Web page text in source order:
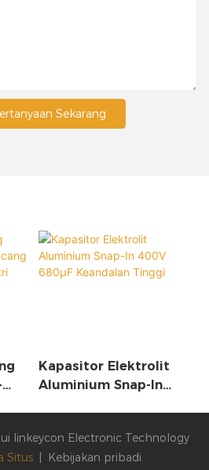
Sekarang
Kapasitor Elektrolit
Aluminium Snap-In
linkeycon Electronic Technology
Situs Kebijakan pribadi